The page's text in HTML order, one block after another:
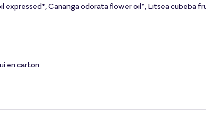
expressed*, Cananga odorata flower oil*, Litsea cubeba
en carton.